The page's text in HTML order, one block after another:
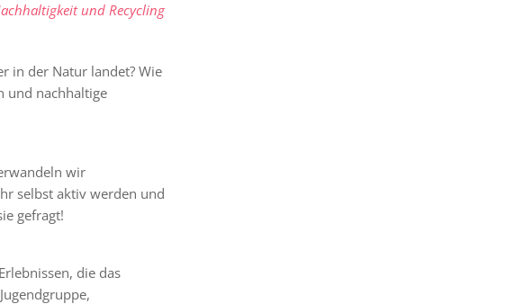
und Recycling
in der Natur landet? Wie
und nachhaltige
wir
selbst aktiv werden und
gefragt!
die das